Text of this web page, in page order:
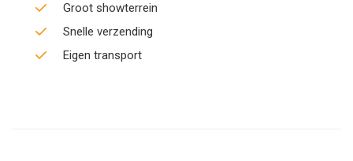
Groot showterrein
Snelle verzending
Eigen transport